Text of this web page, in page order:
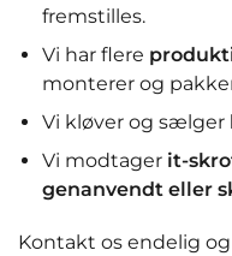
fremstilles.
Vi har flere
monterer og
Vi kløver og sælger
Vi modtager it-
genanvendt eller
Kontakt os endelig